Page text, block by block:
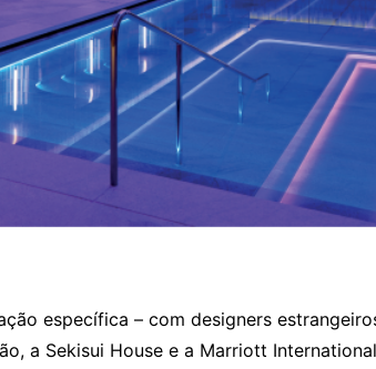
específica – com designers
a Sekisui House e a Marriott